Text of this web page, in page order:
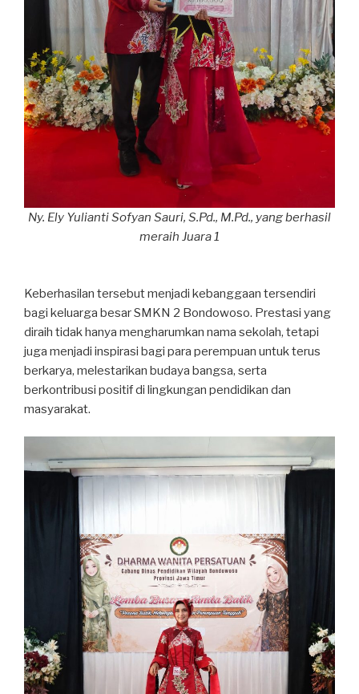
Ny. Ely Yulianti Sofyan Sauri, S.Pd., M.Pd., yang berhasil
meraih Juara 1
Keberhasilan tersebut menjadi kebanggaan tersendiri
bagi keluarga besar SMKN 2 Bondowoso. Prestasi yang
diraih tidak hanya mengharumkan nama sekolah, tetapi
juga menjadi inspirasi bagi para perempuan untuk terus
berkarya, melestarikan budaya bangsa, serta
berkontribusi positif di lingkungan pendidikan dan
masyarakat.